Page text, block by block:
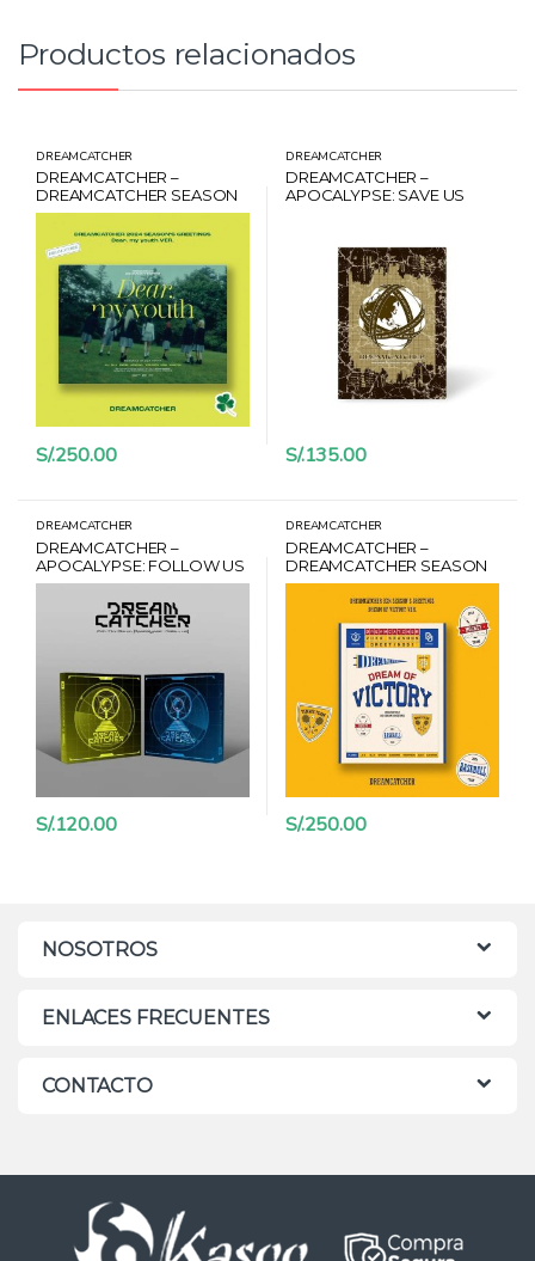
Productos relacionados
DREAMCATCHER
DREAMCATCHER –
DREAMCATCHER SEASON
GREETINGS 2024 VER. DEAR
MY YOUTH
S/.250.00
DREAMCATCHER
DREAMCATCHER –
APOCALYPSE: SAVE US
S/.135.00
DREAMCATCHER
DREAMCATCHER –
APOCALYPSE: FOLLOW US
VER. PHOTOBOOK VER. AL
AZAR + CARD HANTEO
S/.120.00
DREAMCATCHER
DREAMCATCHER –
DREAMCATCHER SEASON
GREETINGS 2024 VER.
DREAM OF VICTORY
S/.250.00
NOSOTROS
ENLACES FRECUENTES
CONTACTO